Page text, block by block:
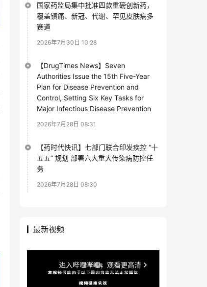
国家药监局集中批准四款重磅创新药，
覆盖镇痛、新冠、代谢、罕见皮肤病多
赛道
2026年7月30日 10:28
【DrugTimes News】Seven
Authorities Issue the 15th Five-Year
Plan for Disease Prevention and
Control, Setting Six Key Tasks for
Major Infectious Disease Prevention
2026年7月28日 08:31
【药时代快讯】七部门联合印发疾控 “十
五五” 规划 部署六大重大传染病防控任
务
2026年7月28日 08:30
最新视频